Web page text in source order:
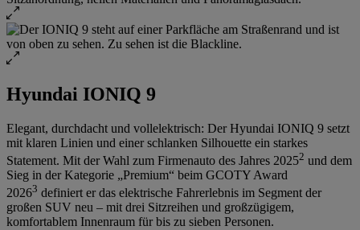
Hyundai IONIQ 9
Elegant, durchdacht und vollelektrisch: Der Hyundai IONIQ 9 setzt
mit klaren Linien und einer schlanken Silhouette ein starkes
Statement. Mit der Wahl zum Firmenauto des Jahres 20252 und dem
Sieg in der Kategorie „Premium“ beim GCOTY Award
20263 definiert er das elektrische Fahrerlebnis im Segment der
großen SUV neu – mit drei Sitzreihen und großzügigem,
komfortablem Innenraum für bis zu sieben Personen.